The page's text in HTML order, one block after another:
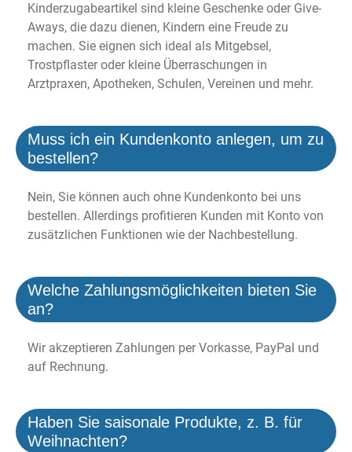
Kinderzugabeartikel sind kleine Geschenke oder Give-
Aways, die dazu dienen, Kindern eine Freude zu
machen. Sie eignen sich ideal als Mitgebsel,
Trostpflaster oder kleine Überraschungen in
Arztpraxen, Apotheken, Schulen, Vereinen und mehr.
Muss ich ein Kundenkonto anlegen, um zu
bestellen?
Nein, Sie können auch ohne Kundenkonto bei uns
bestellen. Allerdings profitieren Kunden mit Konto von
zusätzlichen Funktionen wie der Nachbestellung.
Welche Zahlungsmöglichkeiten bieten Sie
an?
Wir akzeptieren Zahlungen per Vorkasse, PayPal und
auf Rechnung.
Haben Sie saisonale Produkte, z. B. für
Weihnachten?